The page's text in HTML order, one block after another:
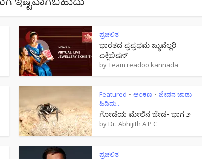
ಪ್ರಚಲಿತ
ಭಾರತದ ಪ್ರಪ್ರಥಮ ಜ್ಯುವೆಲ್ಲರಿ
ಎಕ್ಸಿಬಿಷನ್
byTeam readoo kannada
Featured • ಅಂಕಣ • ಜೇಡನ ಜಾಡು
ಹಿಡಿದು..
ಗೋಡೆಯ ಮೇಲಿನ ಜೇಡ- ಭಾಗ ೨
by Dr. Abhijith A P C
ಪ್ರಚಲಿತ